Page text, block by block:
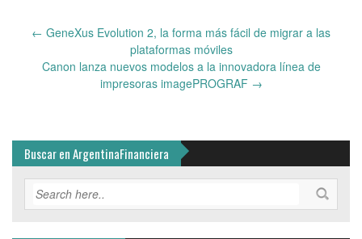
Post
← GeneXus Evolution 2, la forma más fácil de migrar a las
plataformas móviles
Canon lanza nuevos modelos a la innovadora línea de
impresoras imagePROGRAF →
Buscar en ArgentinaFinanciera